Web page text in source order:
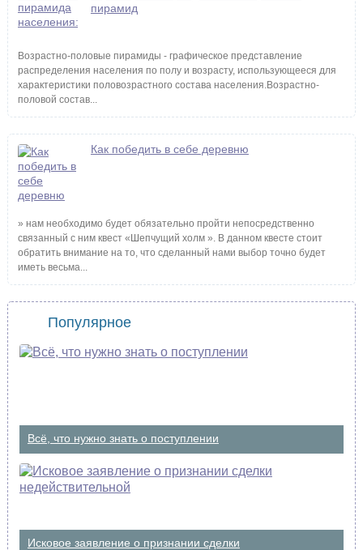
пирамид
Возрастно-половые пирамиды - графическое представление
распределения населения по полу и возрасту, использующееся для
характеристики половозрастного состава населения.Возрастно-
половой состав...
Как победить в себе деревню
» нам необходимо будет обязательно пройти непосредственно
связанный с ним квест «Шепчущий холм ». В данном квесте стоит
обратить внимание на то, что сделанный нами выбор точно будет
иметь весьма...
Популярное
Всё, что нужно знать о поступлении
Исковое заявление о признании сделки